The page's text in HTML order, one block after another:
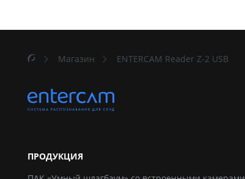
Магазин ENTERCAM Reader Z-2 USB
ПРОДУКЦИЯ